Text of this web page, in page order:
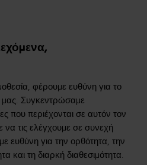
φέρουμε ευθύνη για το
μας. Συγκεντρώσαμε
που περιέχονται σε αυτόν τον
να τις ελέγχουμε σε συνεχή
ευθύνη για την ορθότητα, την
και τη διαρκή διαθεσιμότητα.